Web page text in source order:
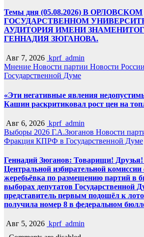
Темы дня (05.08.2026) В ОРЛОВСКОМ
ГОСУДАРСТВЕННОМ
АУДИТОРИЯ ИМЕНИ
ГЕННАДИЯ ЗЮГАНОВА.
Авг 7, 2026 kprf_admin
Мнение Новости партии Новости России
Государственной Думе
«Эти негативные явления
Кашин раскритиковал рост цен на
Авг 6, 2026 kprf_admin
Выборы 2026 Г.А.Зюганов Новости
Фракция КПРФ в Государственной Думе
Геннадий Зюганов: Товарищи! Друзья!
Центральной избирательной комиссии
жеребьёвка по размещению партий в
выборах депутатов
представитель первым подошёл к
получила номер 8 в федеральном
Авг 5, 2026 kprf_admin